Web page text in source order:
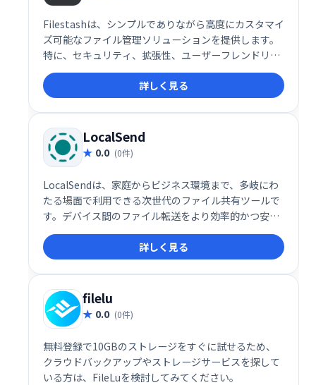
Filestashは、シンプルでありながら高度にカスタマイ
ズ可能なファイル管理ソリューションを提供します。
特に、セキュリティ、拡張性、ユーザーフレンドリー
な操作性を重視する企業にとって理想的な選択肢で
す。企業のストレージ運用を次のレベルに引き上げる
ために、Filestashの導入を検討してみてはいかがでし
ょうか。
詳しく見る
LocalSend
0.0 (0件)
LocalSendは、家庭からビジネス環境まで、多岐にわ
たる場面で利用できる次世代のファイル共有ツールで
す。デバイス間のファイル転送をより効率的かつ安全
に行いたい方に、ぜひ一度試してみていただきたいサ
ービスです。
詳しく見る
filelu
0.0 (0件)
無料登録で10GBのストレージをすぐに試せるため、
クラウドバックアップやストレージサービスを探して
いる方は、FileLuを検討してみてください。